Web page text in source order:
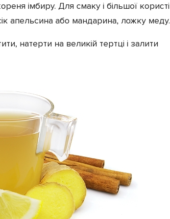
імбиру. Для смаку і більшої користі
апельсина або мандарина, ложку меду.
натерти на великій тертці і залити